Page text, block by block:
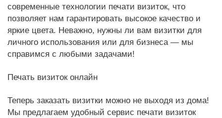
современные технологии печати визиток, что
позволяет нам гарантировать высокое качество и
яркие цвета. Неважно, нужны ли вам визитки для
личного использования или для бизнеса — мы
справимся с любыми задачами!
Печать визиток онлайн
Теперь заказать визитки можно не выходя из дома!
Мы предлагаем удобный сервис печати визиток